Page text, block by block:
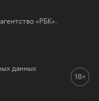
«РБК».
данных